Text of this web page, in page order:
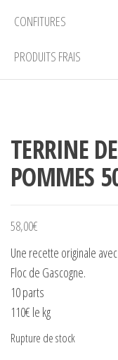
CONFITURES
PRODUITS FRAIS
TERRINE
POMMES
58,00€
Une recette originale
Floc de Gascogne.
10 parts
110€ le kg
Rupture de stock